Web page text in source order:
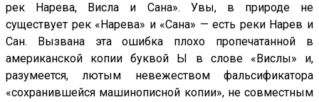
рек Нарева, Висла и Сана». Увы, в природе не
существует рек «Нарева» и «Сана» — есть реки Нарев и
Сан. Вызвана эта ошибка плохо пропечатанной в
американской копии буквой Ы в слове «Вислы» и,
разумеется, лютым невежеством фальсификатора
«сохранившейся машинописной копии», не совместным